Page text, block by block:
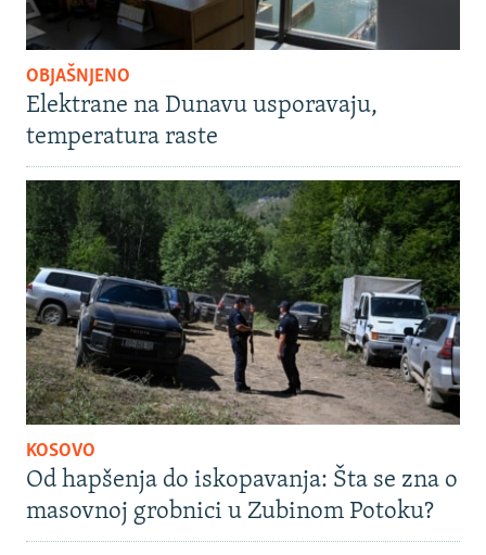
OBJAŠNJENO
Elektrane na Dunavu usporavaju,
temperatura raste
KOSOVO
Od hapšenja do iskopavanja: Šta se zna o
masovnoj grobnici u Zubinom Potoku?